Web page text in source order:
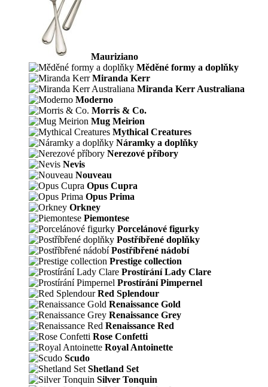
Mauriziano
Měděné formy a doplňky
Miranda Kerr
Miranda Kerr Australiana
Moderno
Morris & Co.
Mug Meirion
Mythical Creatures
Náramky a doplňky
Nerezové příbory
Nevis
Nouveau
Opus Cupra
Opus Prima
Orkney
Piemontese
Porcelánové figurky
Postříbřené doplňky
Postříbřené nádobí
Prestige collection
Prostírání Lady Clare
Prostírání Pimpernel
Red Splendour
Renaissance Gold
Renaissance Grey
Renaissance Red
Rose Confetti
Royal Antoinette
Scudo
Shetland Set
Silver Tonquin